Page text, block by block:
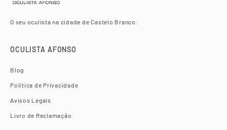
O seu oculista na cidade de Castelo Branco.
OCULISTA AFONSO
Blog
Política de Privacidade
Avisos Legais
Livro de Reclamação